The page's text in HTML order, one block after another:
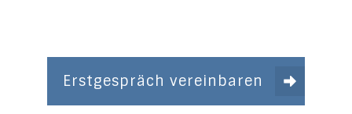
Erstgespräch vereinbaren